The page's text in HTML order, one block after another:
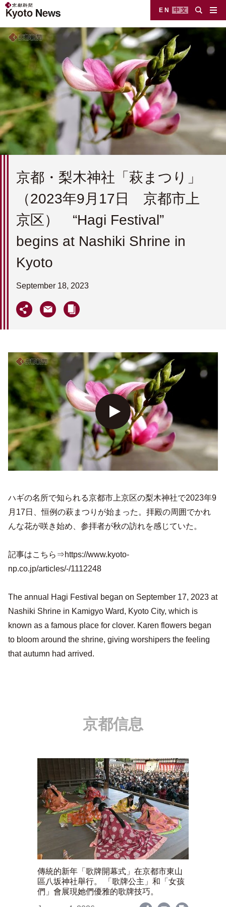
EN 中文
京都・梨木神社「萩まつり」
（2023年9月17日 京都市上
京区） “Hagi Festival”
begins at Nashiki Shrine in
Kyoto
September 18, 2023
ハギの名所で知られる京都市上京区の梨木神社で2023年9
月17日、恒例の萩まつりが始まった。拝殿の周囲でかれ
んな花が咲き始め、参拝者が秋の訪れを感じていた。
記事はこちら⇒https://www.kyoto-
np.co.jp/articles/-/1112248
The annual Hagi Festival began on September 17, 2023 at
Nashiki Shrine in Kamigyo Ward, Kyoto City, which is
known as a famous place for clover. Karen flowers began
to bloom around the shrine, giving worshipers the feeling
that autumn had arrived.
京都信息
傳統的新年「歌牌開幕式」在京都市東山
區八坂神社舉行。 「歌牌公主」和「女孩
們」會展現她們優雅的歌牌技巧。